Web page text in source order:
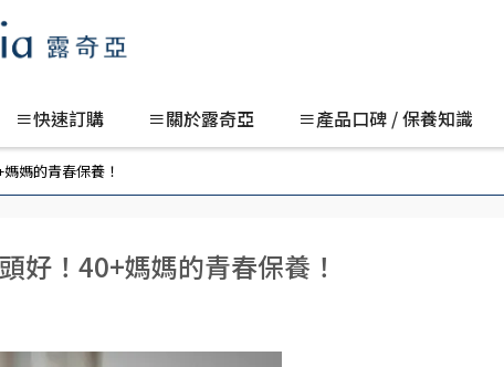
≡快速訂購 ≡關於露奇亞 ≡產品口碑 / 保養知識
媽的青春保養！
好！40+媽媽的青春保養！